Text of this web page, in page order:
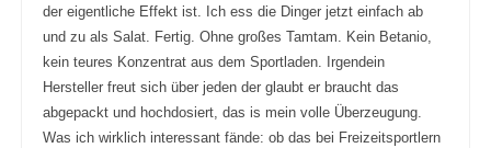
der eigentliche Effekt ist. Ich ess die Dinger jetzt einfach ab
und zu als Salat. Fertig. Ohne großes Tamtam. Kein Betanio,
kein teures Konzentrat aus dem Sportladen. Irgendein
Hersteller freut sich über jeden der glaubt er braucht das
abgepackt und hochdosiert, das is mein volle Überzeugung.
Was ich wirklich interessant fände: ob das bei Freizeitsportlern